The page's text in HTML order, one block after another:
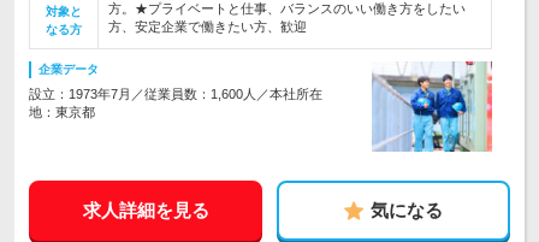
対象と
なる方
方。★プライベートと仕事、バランスのいい働き方をしたい
方、安定企業で働きたい方、歓迎
企業データ
設立：1973年7月／従業員数：1,600人／本社所在
地：東京都
求人詳細を見る 気になる